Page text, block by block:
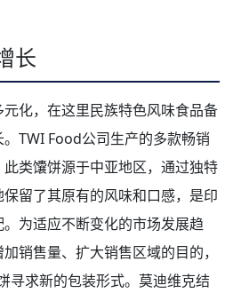
长
化，在这里民族特色风味食品备
TWI Food公司生产的多款畅销
类馕饼源于中亚地区，通过独特
留了其原有的风味和口感，是印
为适应不断变化的市场发展趋
销售量、扩大销售区域的目的，
寻求新的包装形式。莫迪维克结